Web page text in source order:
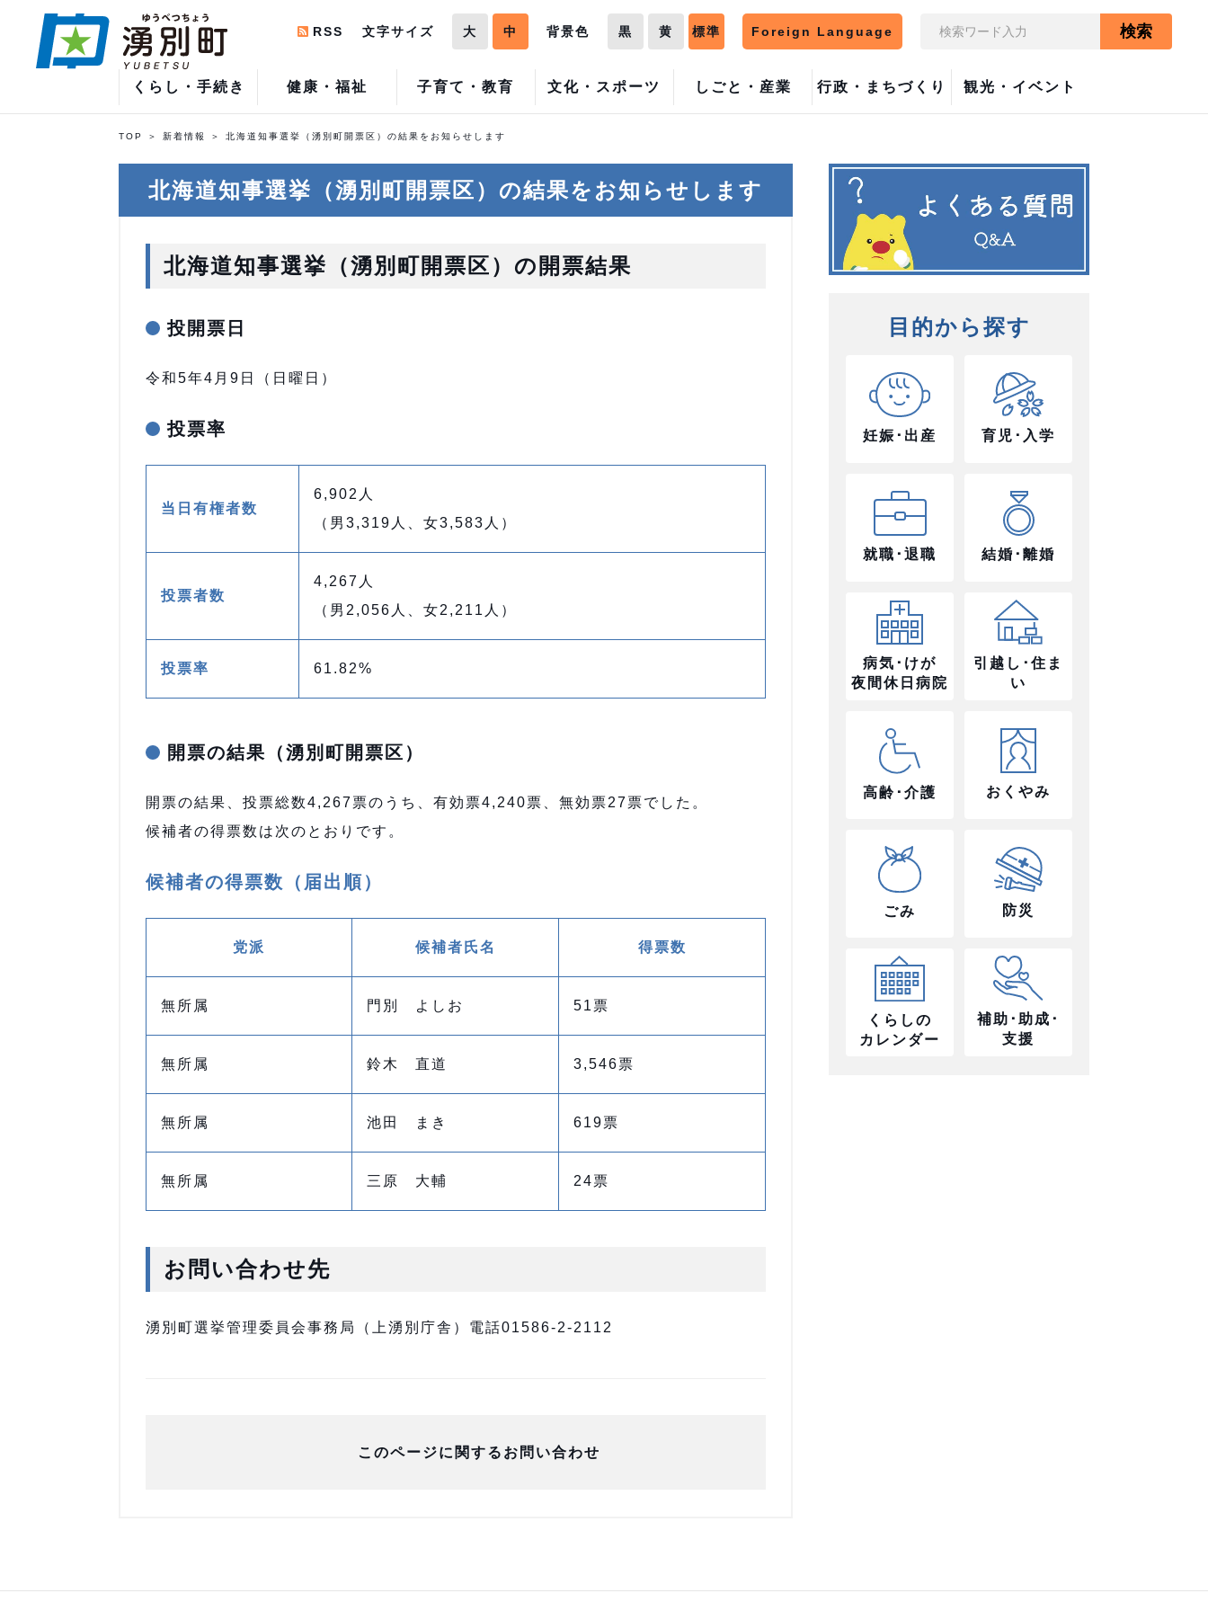
くらし・手続き 健康・福祉 子育て・教育 文化・スポーツ しごと・産業 行政・まちづくり 観光・イベント
RSS 文字サイズ 大 中 背景色 黒 黄 標準 Foreign Language 検索
TOP 新着情報 北海道知事選挙（湧別町開票区）の結果をお知らせします
北海道知事選挙（湧別町開票区）の結果をお知らせします
北海道知事選挙（湧別町開票区）の開票結果
投開票日
令和5年4月9日（日曜日）
投票率
当日有権者数
6,902人
（男3,319人、女3,583人）
投票者数
4,267人
（男2,056人、女2,211人）
投票率 61.82%
開票の結果（湧別町開票区）
開票の結果、投票総数4,267票のうち、有効票4,240票、無効票27票でした。
候補者の得票数は次のとおりです。
候補者の得票数（届出順）
党派 候補者氏名 得票数
無所属 門別 よしお 51票
無所属 鈴木 直道 3,546票
無所属 池田 まき 619票
無所属 三原 大輔 24票
お問い合わせ先
湧別町選挙管理委員会事務局（上湧別庁舎）電話01586-2-2112
このページに関するお問い合わせ
目的から探す
妊娠･出産 育児･入学
就職･退職 結婚･離婚
病気･けが
夜間休日病院
引越し･住ま
い
高齢･介護 おくやみ
ごみ 防災
くらしの
カレンダー
補助･助成･
支援